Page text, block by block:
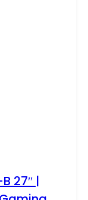
27″ |